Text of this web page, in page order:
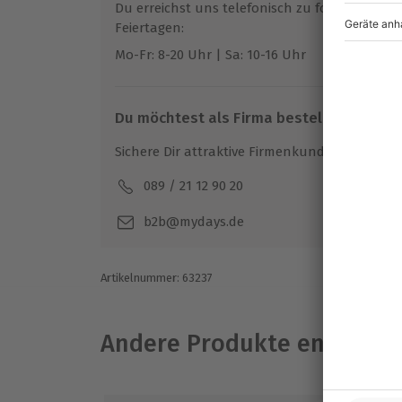
Du erreichst uns telefonisch zu folgenden
Feiertagen:
Mo-Fr: 8-20 Uhr | Sa: 10-16 Uhr
Du möchtest als Firma bestellen?
Sichere Dir attraktive Firmenkunden Vorteile.
089 / 21 12 90 20
b2b@mydays.de
Artikelnummer: 63237
Andere Produkte entdecken